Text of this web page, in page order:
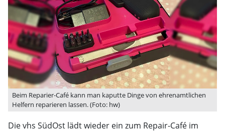
Beim Reparier-Café kann man kaputte Dinge von ehrenamtlichen
Helfern reparieren lassen. (Foto: hw)
Die vhs SüdOst lädt wieder ein zum Repair-Café im